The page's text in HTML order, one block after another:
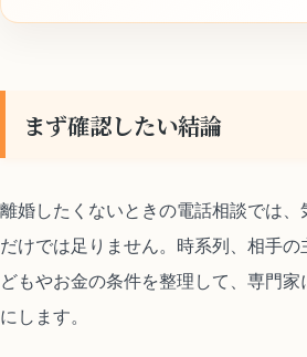
まず確認したい結論
離婚したくないときの電話相談では、
だけでは足りません。時系列、相手
どもやお金の条件を整理して、専門
にします。